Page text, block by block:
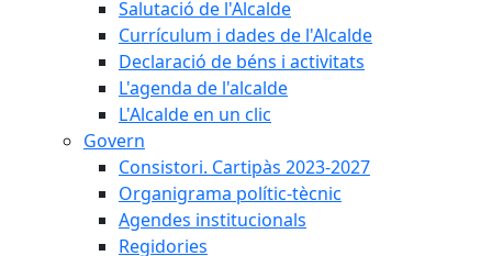
Salutació de l'Alcalde
Currículum i dades de l'Alcalde
Declaració de béns i activitats
L'agenda de l'alcalde
L'Alcalde en un clic
Govern
Consistori. Cartipàs 2023-2027
Organigrama polític-tècnic
Agendes institucionals
Regidories